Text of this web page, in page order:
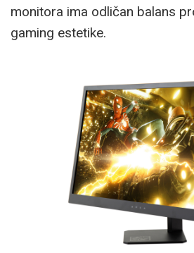
monitora ima odličan balans
gaming estetike.